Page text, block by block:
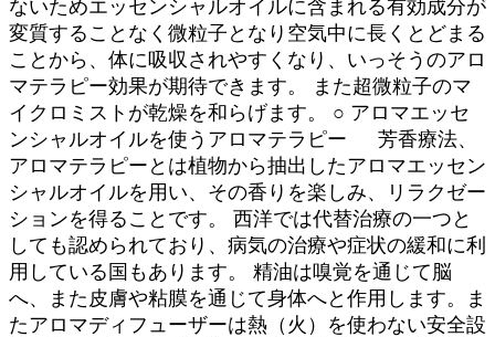
ないためエッセンシャルオイルに含まれる有効成分が
変質することなく微粒子となり空気中に長くとどまる
ことから、体に吸収されやすくなり、いっそうのアロ
マテラピー効果が期待できます。 また超微粒子のマ
イクロミストが乾燥を和らげます。 ○ アロマエッセ
ンシャルオイルを使うアロマテラピー 芳香療法、
アロマテラピーとは植物から抽出したアロマエッセン
シャルオイルを用い、その香りを楽しみ、リラクゼー
ションを得ることです。 西洋では代替治療の一つと
しても認められており、病気の治療や症状の緩和に利
用している国もあります。 精油は嗅覚を通じて脳
へ、また皮膚や粘膜を通じて身体へと作用します。ま
たアロマディフューザーは熱（火）を使わない安全設